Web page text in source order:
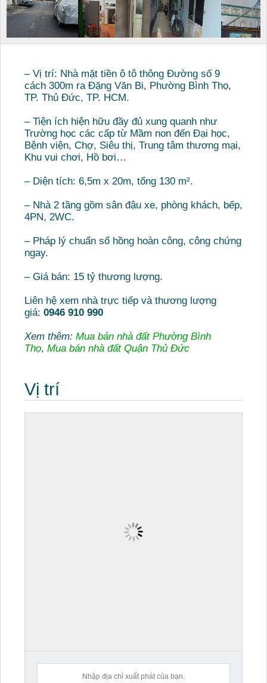
– Vị trí: Nhà mặt tiền ô tô thông Đường số 9
cách 300m ra Đặng Văn Bi, Phường Bình Thọ,
TP. Thủ Đức, TP. HCM.
– Tiện ích hiện hữu đầy đủ xung quanh như
Trường học các cấp từ Mầm non đến Đại học,
Bệnh viện, Chợ, Siêu thị, Trung tâm thương mại,
Khu vui chơi, Hồ bơi…
– Diện tích: 6,5m x 20m, tổng 130 m².
– Nhà 2 tầng gồm sân đậu xe, phòng khách, bếp,
4PN, 2WC.
– Pháp lý chuẩn sổ hồng hoàn công, công chứng
ngay.
– Giá bán: 15 tỷ thương lượng.
Liên hệ xem nhà trực tiếp và thương lượng
giá: 0946 910 990
Xem thêm: Mua bán nhà đất Phường Bình
Thọ, Mua bán nhà đất Quận Thủ Đức
Vị trí